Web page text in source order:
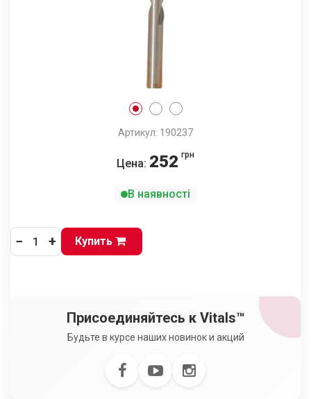
Артикул: 190237
Цена: 252 грн
В наявності
− + Купить
Присоединяйтесь к Vitals™
Будьте в курсе наших новинок и акций